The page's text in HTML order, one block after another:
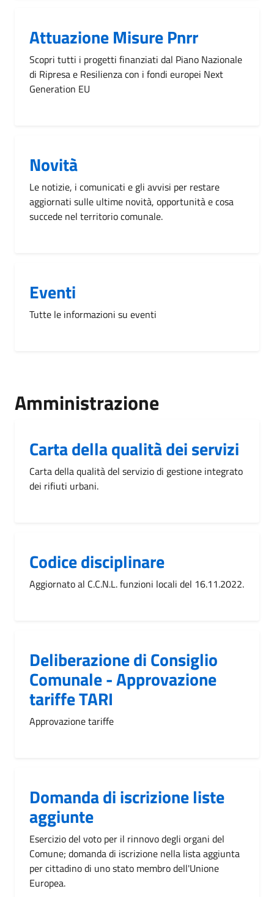
Attuazione Misure Pnrr
Scopri tutti i progetti finanziati dal Piano Nazionale
di Ripresa e Resilienza con i fondi europei Next
Generation EU
Novità
Le notizie, i comunicati e gli avvisi per restare
aggiornati sulle ultime novità, opportunità e cosa
succede nel territorio comunale.
Eventi
Tutte le informazioni su eventi
Amministrazione
Carta della qualità dei servizi
Carta della qualità del servizio di gestione integrato
dei rifiuti urbani.
Codice disciplinare
Aggiornato al C.C.N.L. funzioni locali del 16.11.2022.
Deliberazione di Consiglio
Comunale - Approvazione
tariffe TARI
Approvazione tariffe
Domanda di iscrizione liste
aggiunte
Esercizio del voto per il rinnovo degli organi del
Comune; domanda di iscrizione nella lista aggiunta
per cittadino di uno stato membro dell'Unione
Europea.